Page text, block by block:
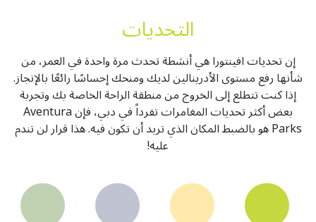
التحديات
إن تحديات افينتورا هي أنشطة تحدث مرة واحدة في العمر، من
شأنها رفع مستوى الأدرينالين لديك ومنحك إحساسًا رائعًا بالإنجاز.
إذا كنت تتطلع إلى الخروج من منطقة الراحة الخاصة بك وتجربة
بعض أكثر تحديات المغامرات تفرداً في دبي، فإن Aventura
Parks هو بالضبط المكان الذي تريد أن تكون فيه. هذا قرار لن تندم
عليه!